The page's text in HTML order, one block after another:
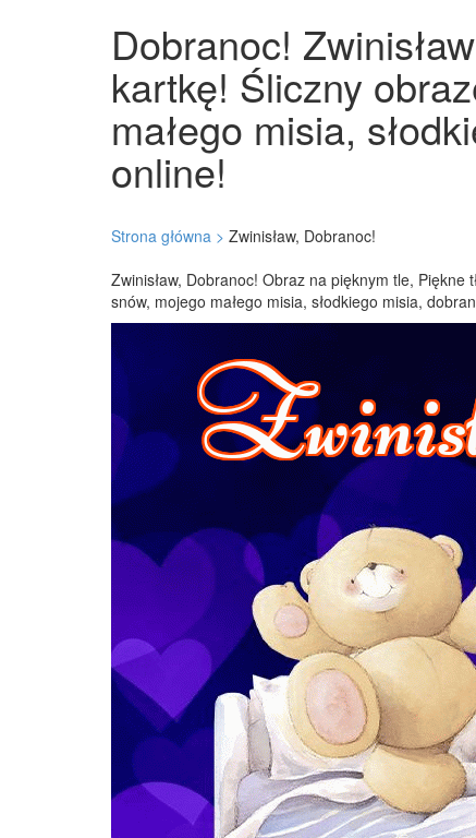
Dobranoc!
kartkę! Śliczny
małego misia,
online!
Strona główna > Zwinisław, Dobranoc!
Zwinisław, Dobranoc! Obraz na pięknym tle, Piękne
snów, mojego małego misia, słodkiego misia,